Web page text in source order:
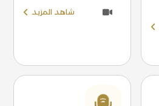
شاهد المزيد